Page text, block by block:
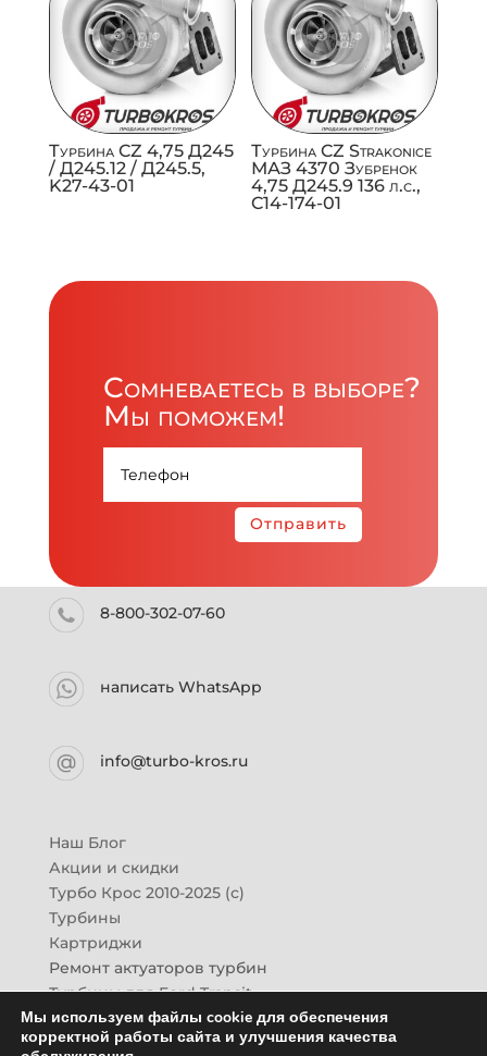
Турбина CZ 4,75 Д245
/ Д245.12 / Д245.5,
K27-43-01
Турбина CZ Strakonice
МАЗ 4370 Зубренок
4,75 Д245.9 136 л.с.,
C14-174-01
Сомневаетесь в выборе?
Мы поможем!
Отправить
8-800-302-07-60
написать WhatsApp
info@turbo-kros.ru
Наш Блог
Акции и скидки
Турбо Крос 2010-2025 (с)
Турбины
Картриджи
Ремонт актуаторов турбин
Турбины для Ford Transit
Турбины для Mazda CX-7
Картридж для ГАЗон-Next
Мы используем файлы cookie для обеспечения
корректной работы сайта и улучшения качества